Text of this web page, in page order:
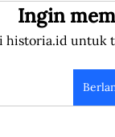
Ingin
historia.id untuk